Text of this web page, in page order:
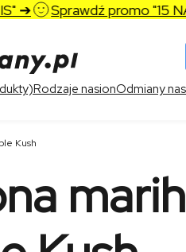
Sprawdź promo "15
Rodzaje nasionOdmiany
Kush